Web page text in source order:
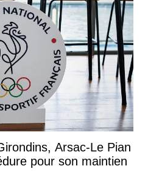
Arsac-Le Pian
pour son maintien